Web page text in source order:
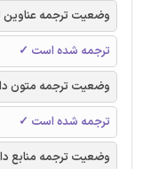
وضعیت ترجمه عناوین
ترجمه شده است ✓
وضعیت ترجمه متون
ترجمه شده است ✓
وضعیت ترجمه منابع